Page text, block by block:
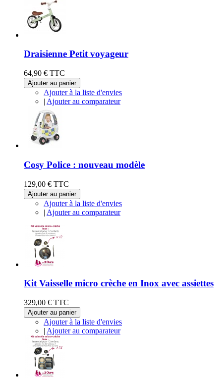
Draisienne Petit voyageur
64,90 € TTC
Ajouter au panier
Ajouter à la liste d'envies
| Ajouter au comparateur
Cosy Police : nouveau modèle
129,00 € TTC
Ajouter au panier
Ajouter à la liste d'envies
| Ajouter au comparateur
Kit Vaisselle micro crèche en Inox avec assiettes
329,00 € TTC
Ajouter au panier
Ajouter à la liste d'envies
| Ajouter au comparateur